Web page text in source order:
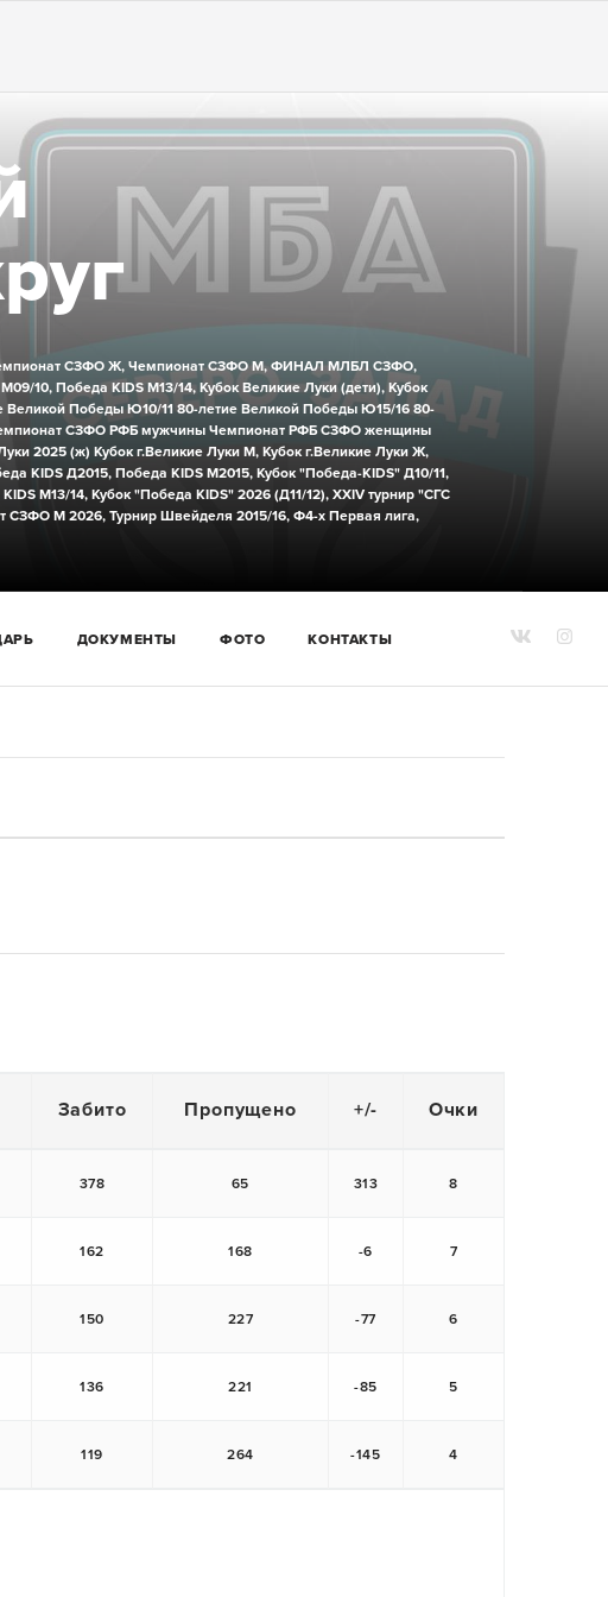
СЗФО Ж, Чемпионат СЗФО М, ФИНАЛ МЛБЛ СЗФО,
10, Победа KIDS М13/14, Кубок Великие Луки (дети), Кубок
Великой Победы Ю10/11 80-летие Великой Победы Ю15/16 80-
СЗФО РФБ мужчины Чемпионат РФБ СЗФО женщины
2025 (ж) Кубок г.Великие Луки М, Кубок г.Великие Луки Ж,
KIDS Д2015, Победа KIDS М2015, Кубок "Победа-KIDS" Д10/11,
М13/14, Кубок "Победа KIDS" 2026 (Д11/12), XXIV турнир "СГС
СЗФО М 2026, Турнир Швейделя 2015/16, Ф4-х Первая лига,
ДОКУМЕНТЫ ФОТО КОНТАКТЫ
Забито Пропущено +/- Очки
378 65 313 8
162 168 -6 7
150 227 -77 6
136 221 -85 5
119 264 -145 4